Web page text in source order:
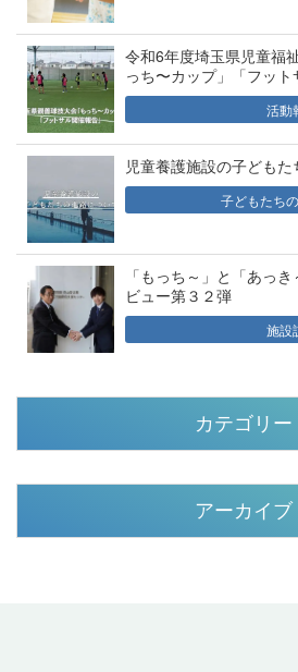
令和6年度埼玉県児童福
っち〜カップ」「フッ
活動
児童養護施設の子ども
子どもたち
「もっち～」と「あっ
ビュー第３２弾
施設
カテゴリー
アーカイブ